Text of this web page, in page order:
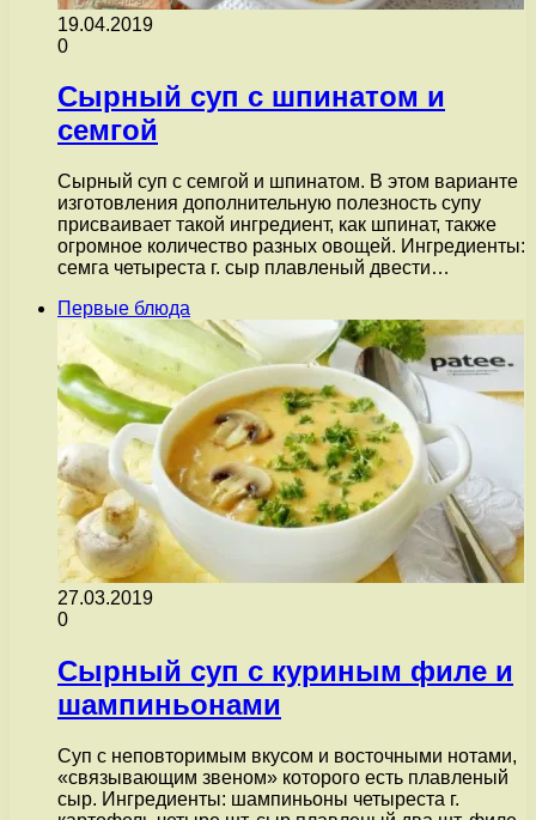
19.04.2019
0
Сырный суп с шпинатом и
семгой
Сырный суп с семгой и шпинатом. В этом варианте
изготовления дополнительную полезность супу
присваивает такой ингредиент, как шпинат, также
огромное количество разных овощей. Ингредиенты:
семга четыреста г. сыр плавленый двести…
Первые блюда
27.03.2019
0
Сырный суп с куриным филе и
шампиньонами
Суп с неповторимым вкусом и восточными нотами,
«связывающим звеном» которого есть плавленый
сыр. Ингредиенты: шампиньоны четыреста г.